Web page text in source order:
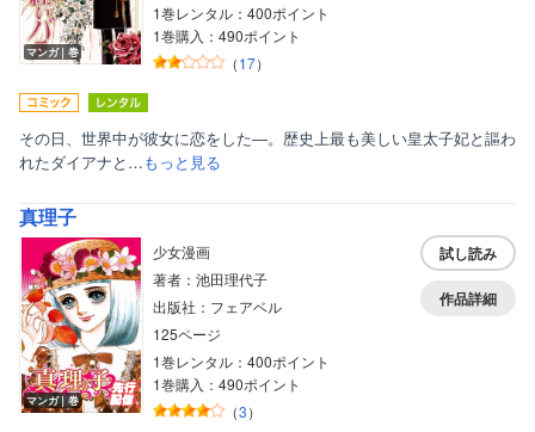
マンガ｜巻
1巻レンタル：400ポイント
1巻購入：490ポイント
（17）
その日、世界中が彼女に恋をした―。歴史上最も美しい皇太子妃と謳わ
れたダイアナと…もっと見る
真理子
マンガ｜巻
少女漫画
著者：池田理代子
出版社：フェアベル
125ページ
1巻レンタル：400ポイント
1巻購入：490ポイント
（3）
試し読み
作品詳細